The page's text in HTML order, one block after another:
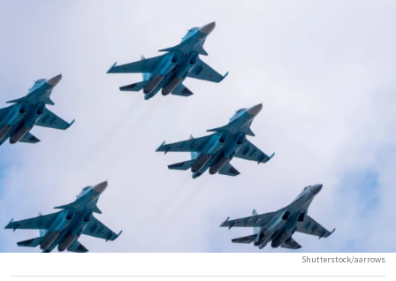
Shutterstock/aarrows